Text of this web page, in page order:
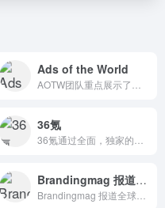
Ads of the World
36氪
Brandingmag 报道全球思想领导力和品牌